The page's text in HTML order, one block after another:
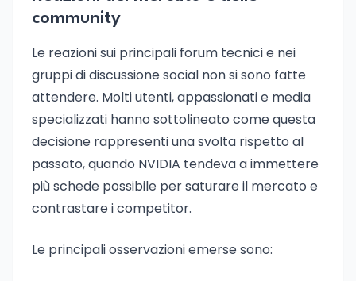
community
Le reazioni sui principali forum tecnici e nei
gruppi di discussione social non si sono fatte
attendere. Molti utenti, appassionati e media
specializzati hanno sottolineato come questa
decisione rappresenti una svolta rispetto al
passato, quando NVIDIA tendeva a immettere
più schede possibile per saturare il mercato e
contrastare i competitor.
Le principali osservazioni emerse sono: